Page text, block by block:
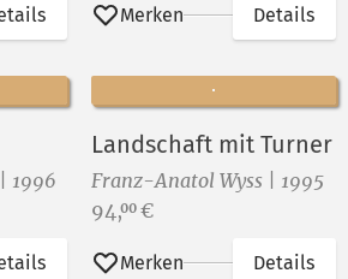
Merken Details
1996
Landschaft mit Turner
Franz-Anatol Wyss | 1995
Preis:
94,00 €
Merken Details